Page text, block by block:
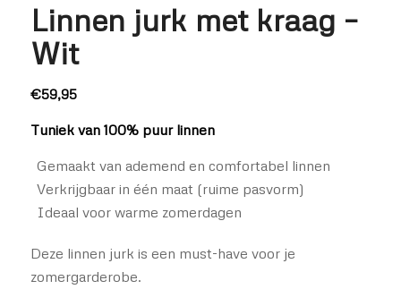
Linnen jurk met kraag –
Wit
€59,95
Tuniek van 100% puur linnen
Gemaakt van ademend en comfortabel linnen
Verkrijgbaar in één maat (ruime pasvorm)
Ideaal voor warme zomerdagen
Deze linnen jurk is een must-have voor je
zomergarderobe.